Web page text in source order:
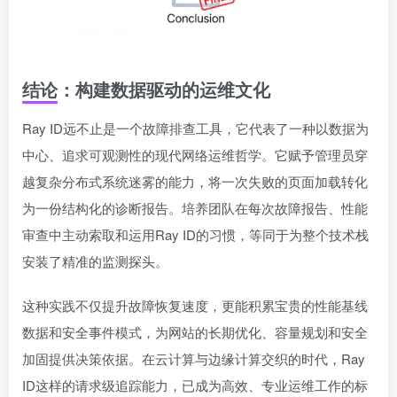
结论：构建数据驱动的运维文化
Ray ID远不止是一个故障排查工具，它代表了一种以数据为
中心、追求可观测性的现代网络运维哲学。它赋予管理员穿
越复杂分布式系统迷雾的能力，将一次失败的页面加载转化
为一份结构化的诊断报告。培养团队在每次故障报告、性能
审查中主动索取和运用Ray ID的习惯，等同于为整个技术栈
安装了精准的监测探头。
这种实践不仅提升故障恢复速度，更能积累宝贵的性能基线
数据和安全事件模式，为网站的长期优化、容量规划和安全
加固提供决策依据。在云计算与边缘计算交织的时代，Ray
ID这样的请求级追踪能力，已成为高效、专业运维工作的标